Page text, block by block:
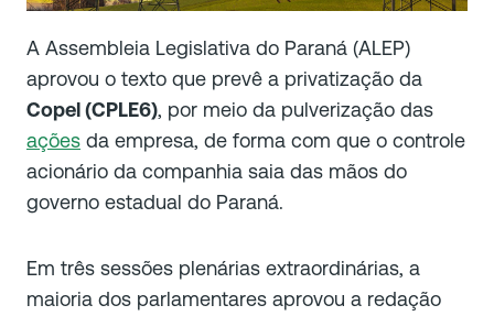
A Assembleia Legislativa do Paraná (ALEP)
aprovou o texto que prevê a privatização da
Copel (CPLE6), por meio da pulverização das
ações da empresa, de forma com que o controle
acionário da companhia saia das mãos do
governo estadual do Paraná.
Em três sessões plenárias extraordinárias, a
maioria dos parlamentares aprovou a redação